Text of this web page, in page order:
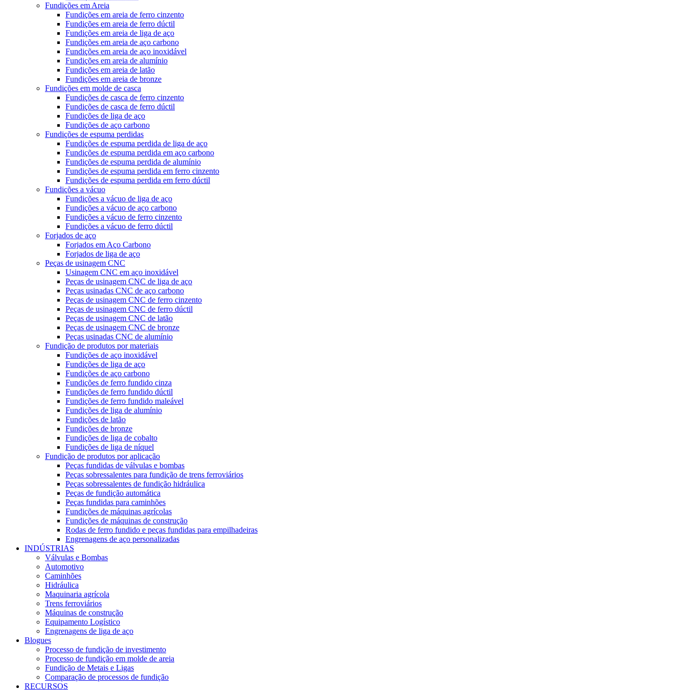
Fundições em Areia
Fundições em areia de ferro cinzento
Fundições em areia de ferro dúctil
Fundições em areia de liga de aço
Fundições em areia de aço carbono
Fundições em areia de aço inoxidável
Fundições em areia de alumínio
Fundições em areia de latão
Fundições em areia de bronze
Fundições em molde de casca
Fundições de casca de ferro cinzento
Fundições de casca de ferro dúctil
Fundições de liga de aço
Fundições de aço carbono
Fundições de espuma perdidas
Fundições de espuma perdida de liga de aço
Fundições de espuma perdida em aço carbono
Fundições de espuma perdida de alumínio
Fundições de espuma perdida em ferro cinzento
Fundições de espuma perdida em ferro dúctil
Fundições a vácuo
Fundições a vácuo de liga de aço
Fundições a vácuo de aço carbono
Fundições a vácuo de ferro cinzento
Fundições a vácuo de ferro dúctil
Forjados de aço
Forjados em Aço Carbono
Forjados de liga de aço
Peças de usinagem CNC
Usinagem CNC em aço inoxidável
Peças de usinagem CNC de liga de aço
Peças usinadas CNC de aço carbono
Peças de usinagem CNC de ferro cinzento
Peças de usinagem CNC de ferro dúctil
Peças de usinagem CNC de latão
Peças de usinagem CNC de bronze
Peças usinadas CNC de alumínio
Fundição de produtos por materiais
Fundições de aço inoxidável
Fundições de liga de aço
Fundições de aço carbono
Fundições de ferro fundido cinza
Fundições de ferro fundido dúctil
Fundições de ferro fundido maleável
Fundições de liga de alumínio
Fundições de latão
Fundições de bronze
Fundições de liga de cobalto
Fundições de liga de níquel
Fundição de produtos por aplicação
Peças fundidas de válvulas e bombas
Peças sobressalentes para fundição de trens ferroviários
Peças sobressalentes de fundição hidráulica
Peças de fundição automática
Peças fundidas para caminhões
Fundições de máquinas agrícolas
Fundições de máquinas de construção
Rodas de ferro fundido e peças fundidas para empilhadeiras
Engrenagens de aço personalizadas
INDÚSTRIAS
Válvulas e Bombas
Automotivo
Caminhões
Hidráulica
Maquinaria agrícola
Trens ferroviários
Máquinas de construção
Equipamento Logístico
Engrenagens de liga de aço
Blogues
Processo de fundição de investimento
Processo de fundição em molde de areia
Fundição de Metais e Ligas
Comparação de processos de fundição
RECURSOS